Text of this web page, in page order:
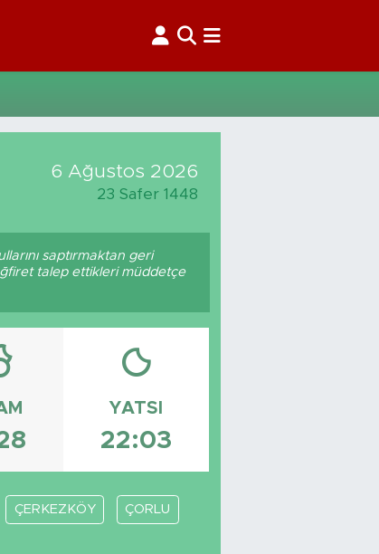
6 Ağustos 2026
23 Safer 1448
saptırmaktan geri
talep ettikleri müddetçe
YATSI
22:03
ÇERKEZKÖY ÇORLU